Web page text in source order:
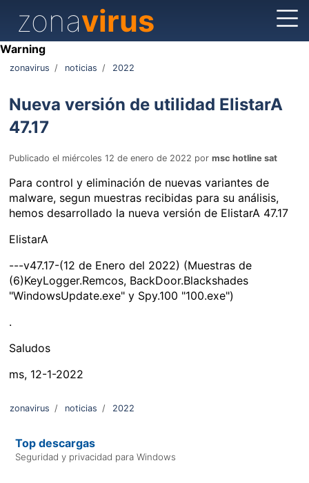
Warning
zonavirus
zonavirus / noticias / 2022
Nueva versión de utilidad ElistarA
47.17
Publicado el miércoles 12 de enero de 2022 pormsc hotline sat
Para control y eliminación de nuevas variantes de
malware, segun muestras recibidas para su análisis,
hemos desarrollado la nueva versión de ElistarA 47.17
ElistarA
---v47.17-(12 de Enero del 2022) (Muestras de
(6)KeyLogger.Remcos, BackDoor.Blackshades
"WindowsUpdate.exe" y Spy.100 "100.exe")
.
Saludos
ms, 12-1-2022
zonavirus / noticias / 2022
Top descargas
Seguridad y privacidad para Windows